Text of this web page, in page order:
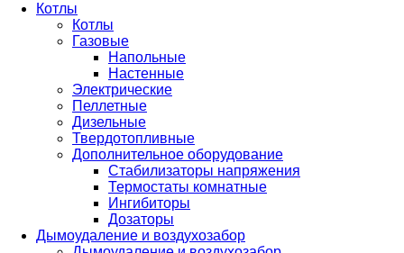
Котлы
Котлы
Газовые
Напольные
Настенные
Электрические
Пеллетные
Дизельные
Твердотопливные
Дополнительное оборудование
Стабилизаторы напряжения
Термостаты комнатные
Ингибиторы
Дозаторы
Дымоудаление и воздухозабор